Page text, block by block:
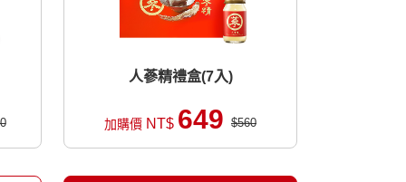
人蔘精禮盒(7入)
加購價 NT$ 649 $560